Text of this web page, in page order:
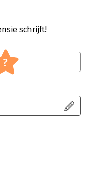
schrijft!
?